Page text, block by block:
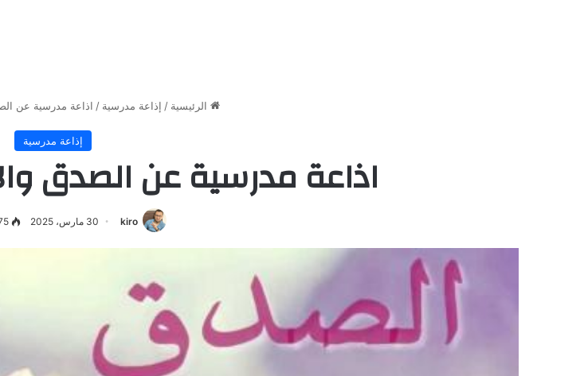
الرئيسية / إذاعة مدرسية / اذاعة مدرسية عن
إذاعة مدرسية
اذاعة مدرسية عن الصدق
kiro 30 مارس، 2025